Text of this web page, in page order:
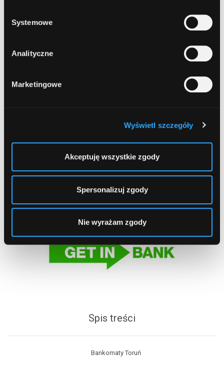
Systemowe
Analityczne
Marketingowe
Wyświetl szczegóły
Akceptuję wszystkie zgody
Spersonalizuj zgody
Nie wyrażam zgody
Spis treści
Bankomaty Toruń
Lelewela 33
30
1 2 3 ... 12